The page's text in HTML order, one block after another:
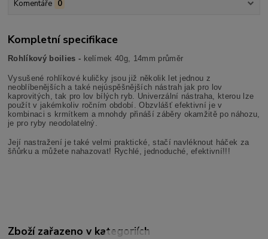
Komentáře 0
Kompletní specifikace
Rohlíkový boilies - kelímek 40g, 14mm průměr
Vysušené rohlíkové kuličky jsou již několik let jednou z
neoblíbenějších a také nejúspěšnějších nástrah jak pro lov
kaprovitých, tak pro lov bílých ryb. Univerzální nástraha, kterou lze
použít v jakémkoliv ročním období. Obzvlášť efektivní je v
kombinaci s krmítkem a mnohdy přináší záběry okamžitě po náhozu,
je pro ryby neodolatelný.
Její nastražení je také velmi praktické, stačí navléknout háček za
šňůrku a můžete nahazovat! Rychlé, jednoduché, efektivní!!!
Zboží zařazeno v kategoriích